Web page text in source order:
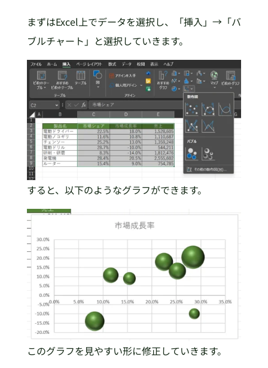
まずはExcel上でデータを選択し、「挿入」→「バ
ブルチャート」と選択していきます。
すると、以下のようなグラフができます。
このグラフを見やすい形に修正していきます。